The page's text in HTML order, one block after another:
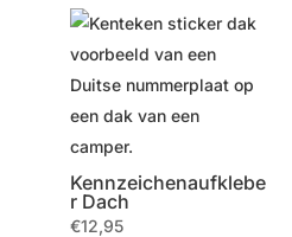
Kennzeichenaufklebe
r Dach
€12,95